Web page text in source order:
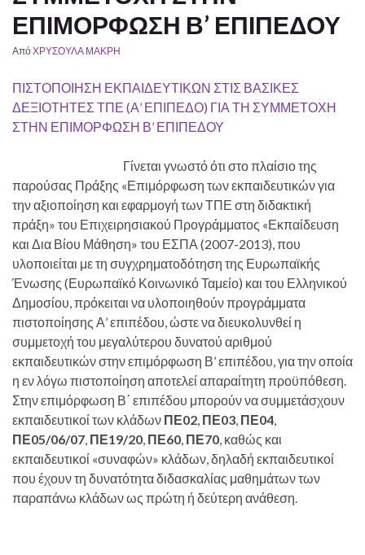
ΕΠΙΜΟΡΦΩΣΗ Β’ ΕΠΙΠΕΔΟΥ
ΑπόΧΡΥΣΟΥΛΑ ΜΑΚΡΗ
ΠΙΣΤΟΠΟΙΗΣΗ ΕΚΠΑΙΔΕΥΤΙΚΩΝ ΣΤΙΣ ΒΑΣΙΚΕΣ
ΔΕΞΙΟΤΗΤΕΣ ΤΠΕ (Α’ ΕΠΙΠΕΔΟ) ΓΙΑ ΤΗ ΣΥΜΜΕΤΟΧΗ
ΣΤΗΝ ΕΠΙΜΟΡΦΩΣΗ Β’ ΕΠΙΠΕΔΟΥ
Γίνεται γνωστό ότι στο πλαίσιο της
παρούσας Πράξης «Επιμόρφωση των εκπαιδευτικών για
την αξιοποίηση και εφαρμογή των ΤΠΕ στη διδακτική
πράξη» του Επιχειρησιακού Προγράμματος «Εκπαίδευση
και Δια Βίου Μάθηση» του ΕΣΠΑ (2007-2013), που
υλοποιείται με τη συγχρηματοδότηση της Ευρωπαϊκής
Ένωσης (Ευρωπαϊκό Κοινωνικό Ταμείο) και του Ελληνικού
Δημοσίου, πρόκειται να υλοποιηθούν προγράμματα
πιστοποίησης Α’ επιπέδου, ώστε να διευκολυνθεί η
συμμετοχή του μεγαλύτερου δυνατού αριθμού
εκπαιδευτικών στην επιμόρφωση Β’ επιπέδου, για την οποία
η εν λόγω πιστοποίηση αποτελεί απαραίτητη προϋπόθεση.
Στην επιμόρφωση Β΄ επιπέδου μπορούν να συμμετάσχουν
εκπαιδευτικοί των κλάδων ΠΕ02, ΠΕ03, ΠΕ04,
ΠΕ05/06/07, ΠΕ19/20, ΠΕ60, ΠΕ70, καθώς και
εκπαιδευτικοί «συναφών» κλάδων, δηλαδή εκπαιδευτικοί
που έχουν τη δυνατότητα διδασκαλίας μαθημάτων των
παραπάνω κλάδων ως πρώτη ή δεύτερη ανάθεση.